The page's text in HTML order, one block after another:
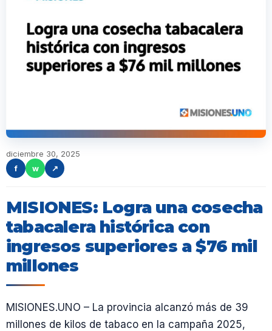
diciembre 30, 2025
f
w ↗
MISIONES: Logra una cosecha
tabacalera histórica con
ingresos superiores a $76 mil
millones
MISIONES.UNO – La provincia alcanzó más de 39
millones de kilos de tabaco en la campaña 2025,